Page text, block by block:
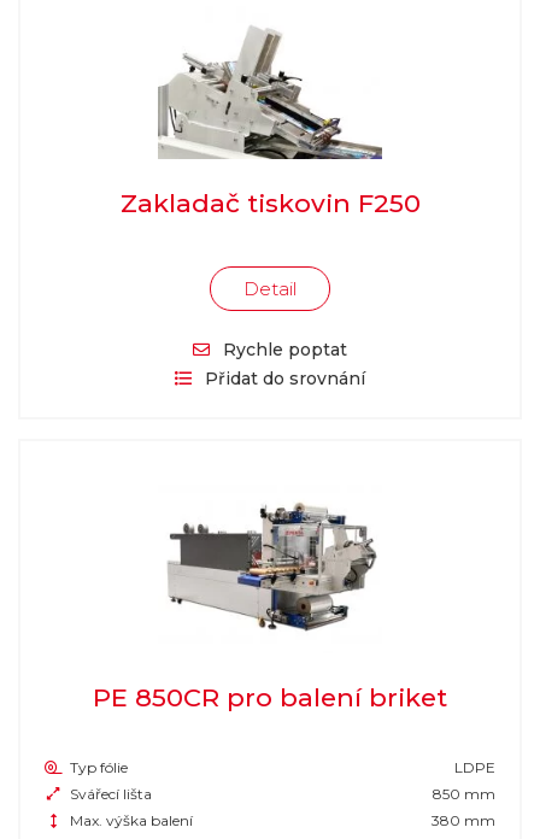
Zakladač tiskovin F250
Detail
Rychle poptat
Přidat do srovnání
PE 850CR pro balení briket
Typ fólie
LDPE
Svářecí lišta
850 mm
Max. výška balení
380 mm